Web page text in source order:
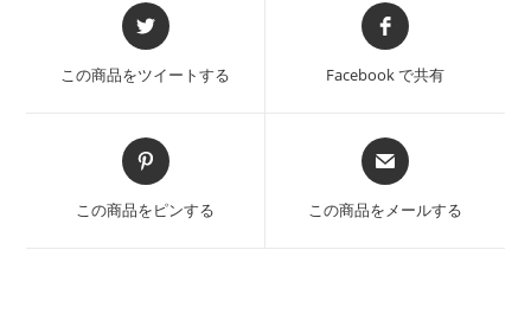
Opens
in
a
new
この商品をツイートする
Opens
in
a
new
Facebook で共有
Opens
in
a
new
この商品をピンする
Opens
in
a
new
この商品をメールする